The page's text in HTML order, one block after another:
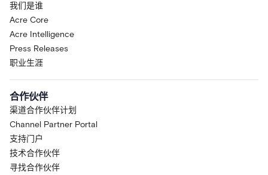
我们是谁
Acre Core
Acre Intelligence
Press Releases
职业生涯
合作伙伴
渠道合作伙伴计划
Channel Partner Portal
支持门户
技术合作伙伴
寻找合作伙伴